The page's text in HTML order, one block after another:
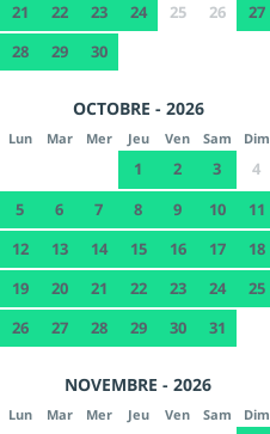
21
22 23 24 25 26
27
28
29 30
OCTOBRE - 2026
Lun Mar Mer Jeu Ven Sam Dim
1 2 3
4
5
6 7 8 9 10
11
12
13 14 15 16 17
18
19
20 21 22 23 24
25
26
27 28 29 30 31
NOVEMBRE - 2026
Lun Mar Mer Jeu Ven Sam Dim